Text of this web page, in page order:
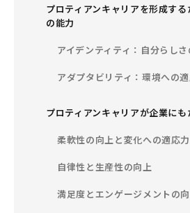
プロティアンキャリアを形成す
の能力
アイデンティティ：自分らしさ
アダプタビリティ：環境への
プロティアンキャリアが企業に
柔軟性の向上と変化への適応力
自律性と生産性の向上
満足度とエンゲージメントの